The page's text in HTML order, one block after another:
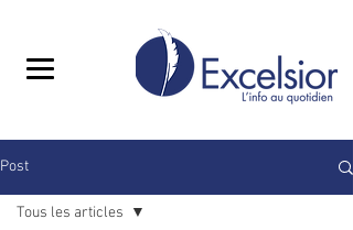
Post
Tous les articles